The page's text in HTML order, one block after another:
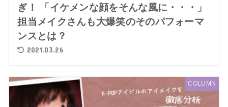
ぎ！ 「イケメンな顔をそんな風に・・・」
担当メイクさんも大爆笑のそのパフォーマ
ンスとは？
2021.03.26
COLUMN